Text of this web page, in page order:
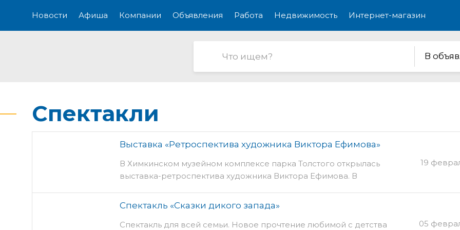
Новости Афиша Компании Объявления Работа Недвижимость Интернет-магазин
В
Спектакли
Выставка «Ретроспектива художника Виктора Ефимова»
В Химкинском музейном комплексе парка Толстого открылась
выставка-ретроспектива художника Виктора Ефимова. В
произведения, часть из которых выполнена в академическом
стиле, а часть – в близком к символизму и постимпрессионизму.
Виктор Ефимов работает в трех классических жанрах – пейзаж,
19
Спектакль «Сказки дикого запада»
Спектакль для всей семьи. Новое прочтение любимой с детства
05